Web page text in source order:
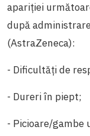
apariției
după
(AstraZeneca):
- Dificultăți de
- Dureri în piept;
- Picioare/gambe